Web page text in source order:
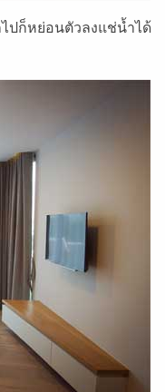
ปก็หย่อนตัวลงแช่น้ำได้